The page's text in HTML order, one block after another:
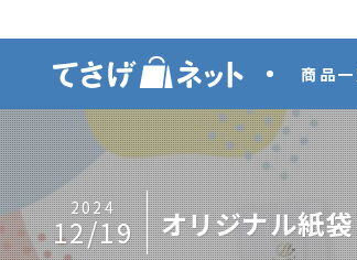
商品
オリジナル紙
2024
12/19